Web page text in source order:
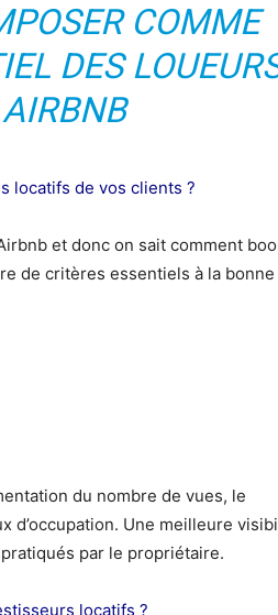
COMME
DES
locatifs de vos clients ?
et donc on sait comment
de critères essentiels à la bonne
du nombre de vues, le
d’occupation. Une meilleure
par le propriétaire.
locatifs ?